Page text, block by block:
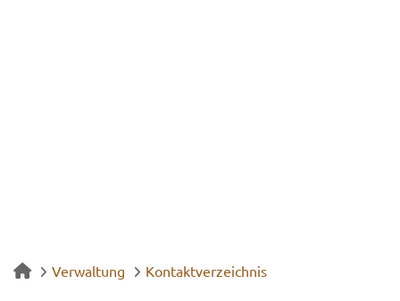
Verwaltung Kontaktverzeichnis